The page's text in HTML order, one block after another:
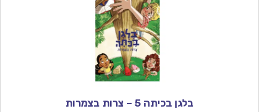
בלגן בכיתה 5 – צרות בצמרות